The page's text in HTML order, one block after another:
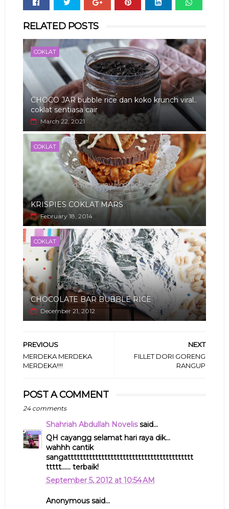
RELATED POSTS
COKLAT
CHOCO JAR bubble rice dan koko krunch viral..
coklat sentiasa cair
March 22, 2021
COKLAT
KRISPIES COKLAT MARS
February 18, 2014
COKLAT
CHOCOLATE BAR BUBBLE RICE
December 21, 2012
NEXT
FILLET DORI GORENG
RANGUP
PREVIOUS
MERDEKA MERDEKA
MERDEKA!!!!
POST A COMMENT
24 comments
Shahriah Abdullah Novelissaid...
QH cayangg selamat hari raya dik...
wahhh cantik
sangattttttttttttttttttttttttttttttttttttttttt
ttttt...... terbaik!
September 5, 2012 at 10:54 AM
Anonymous said...